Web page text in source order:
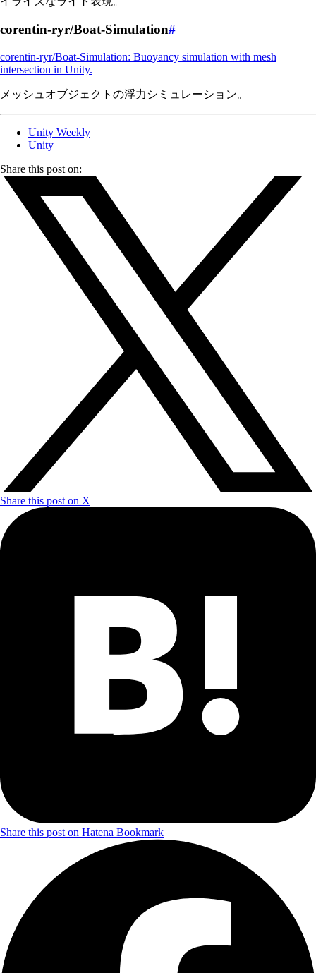
corentin-ryr/Boat-Simulation#
corentin-ryr/Boat-Simulation: Buoyancy simulation with mesh
intersection in Unity.
メッシュオブジェクトの浮力シミュレーション。
Unity Weekly
Unity
Share this post on:
Share this post on X
Share this post on Hatena Bookmark